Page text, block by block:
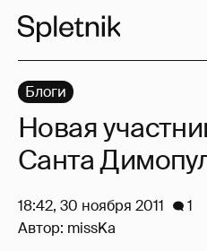
Блоги
Новая
Санта
18:42, 30 ноября 2011
1
Автор: missKa